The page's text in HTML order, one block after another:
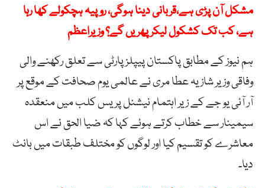
مشکل آن پڑی ہے،قربانی دینا ہوگی، روپیہ ہچکولے کھا رہا
ہے، کب تک کشکول لیکر پھریں گے؟ وزیراعظم
ہم نیوز کے مطابق پاکستان پیپلزپارٹی سے تعلق رکھنے والی
وفاقی وزیر شازیہ عطا مری نے عالمی یوم صحافت کے موقع پر
آر آئی یو جے کے زیر اہتمام نیشنل پریس کلب میں منعقدہ
سیمینار سے خطاب کرتے ہوئے کہا کہ ضیا الحق نے اس
معاشرے کو تقسیم کیا اور لوگوں کو مختلف طبقات میں بانٹ
دیا۔